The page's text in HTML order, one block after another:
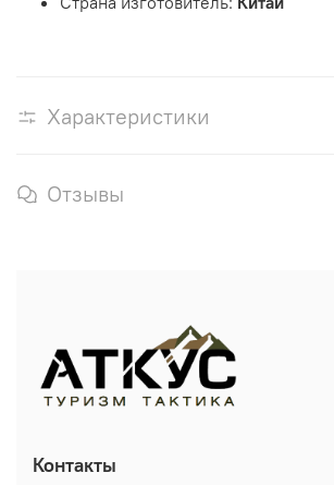
Характеристики
Отзывы
Контакты